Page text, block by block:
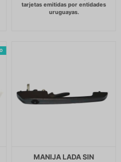
MANIJA LADA SIN